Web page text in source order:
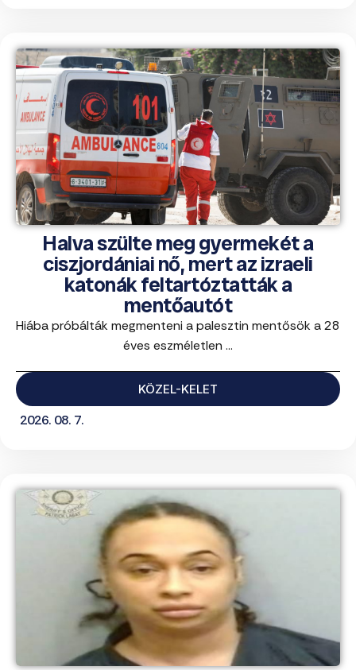
Halva szülte meg gyermekét a
ciszjordániai nő, mert az izraeli
katonák feltartóztatták a
mentőautót
Hiába próbálták megmenteni a palesztin mentősök a 28
éves eszméletlen ...
KÖZEL-KELET
2026. 08. 7.